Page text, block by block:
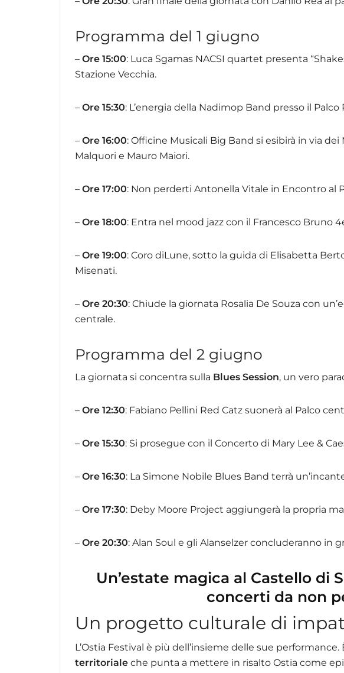
Programma del 1 giugno
– Ore 15:00: Luca Sgamas NACSI quartet presenta
Stazione Vecchia.
– Ore 15:30: L’energia della Nadimop Band presso il
– Ore 16:00: Officine Musicali Big Band si esibirà in via
Malquori e Mauro Maiori.
– Ore 17:00: Non perderti Antonella Vitale in Encontro al
– Ore 18:00: Entra nel mood jazz con il Francesco Bruno
– Ore 19:00: Coro diLune, sotto la guida di Elisabetta
Misenati.
– Ore 20:30: Chiude la giornata Rosalia De Souza con
centrale.
Programma del 2 giugno
La giornata si concentra sulla Blues Session, un vero
– Ore 12:30: Fabiano Pellini Red Catz suonerà al Palco
– Ore 15:30: Si prosegue con il Concerto di Mary Lee &
– Ore 16:30: La Simone Nobile Blues Band terrà
– Ore 17:30: Deby Moore Project aggiungerà la propria
– Ore 20:30: Alan Soul e gli Alanselzer concluderanno in
Un’estate magica al Castello di
concerti da non
Un progetto culturale di
L’Ostia Festival è più dell’insieme delle sue performance.
territoriale che punta a mettere in risalto Ostia come